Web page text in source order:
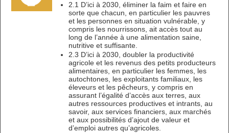
2.1 D’ici à 2030, éliminer la faim et faire en
sorte que chacun, en particulier les pauvres
et les personnes en situation vulnérable, y
compris les nourrissons, ait accès tout au
long de l’année à une alimentation saine,
nutritive et suffisante.
2.3 D’ici à 2030, doubler la productivité
agricole et les revenus des petits producteurs
alimentaires, en particulier les femmes, les
autochtones, les exploitants familiaux, les
éleveurs et les pêcheurs, y compris en
assurant l’égalité d’accès aux terres, aux
autres ressources productives et intrants, au
savoir, aux services financiers, aux marchés
et aux possibilités d’ajout de valeur et
d’emploi autres qu’agricoles.